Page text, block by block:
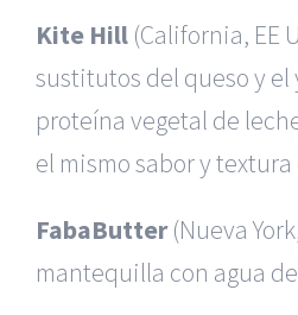
Kite Hill (California, EE
sustitutos del queso y el
proteína vegetal de
el mismo sabor y
FabaButter(Nueva
mantequilla con agua